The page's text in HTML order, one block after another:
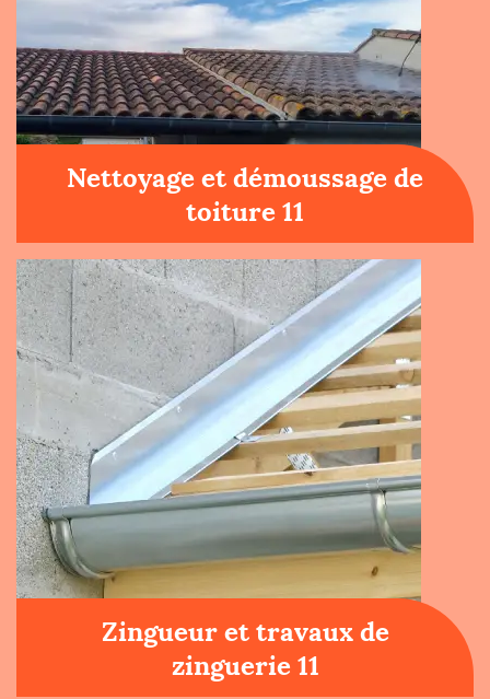
Nettoyage et démoussage de
toiture 11
Zingueur et travaux de
zinguerie 11